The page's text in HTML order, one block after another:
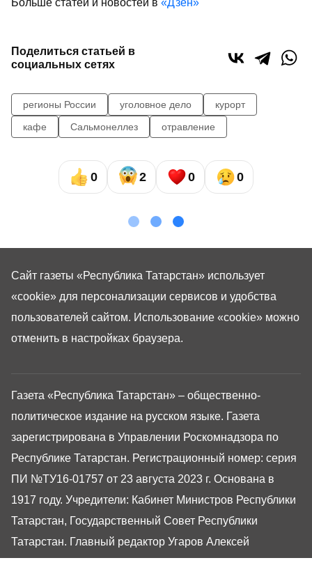
Больше статей и новостей в «Дзен»
Поделиться статьей в
социальных сетях
регионы России уголовное дело
курорт
кафе
Сальмонеллез отравление
0 2 0 0
Газета «Республика Татарстан» – общественно-
политическое издание на русском языке. Газета
зарегистрирована в Управлении Роскомнадзора по
Республике Татарстан. Регистрационный номер: серия
ПИ №ТУ16-01757 от 23 августа 2023 г. Основана в
1917 году. Учредители: Кабинет Министров Республики
Татарстан, Государственный Совет Республики
Татарстан. Главный редактор Угаров Алексей
Сайт газеты «Республика Татарстан» использует
«cookie» для персонализации сервисов и удобства
пользователей сайтом. Использование «cookie» можно
отменить в настройках браузера.